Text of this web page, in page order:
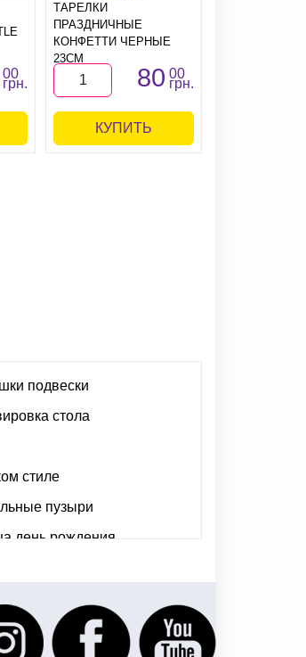
00
грн.
ТАРЕЛКИ
ПРАЗДНИЧНЫЕ
КОНФЕТТИ ЧЕРНЫЕ
23СМ
80 00
грн.
КУПИТЬ
подвески
стола
стиле
пузыри
день рождения